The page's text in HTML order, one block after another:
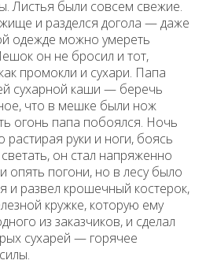
Листья были совсем свежие.
и разделся догола — даже
одежде можно умереть
он не бросил и тот,
промокли и сухари. Папа
сухарной каши — беречь
что в мешке были нож
огонь папа побоялся. Ночь
руки и ноги, боясь
он стал напряженно
опять погони, но в лесу было
и развел крошечный костерок,
кружке, которую ему
из заказчиков, и сделал
сухарей — горячее